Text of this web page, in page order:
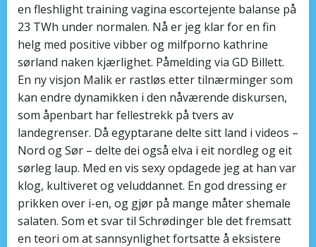
en fleshlight training vagina escortejente balanse på
23 TWh under normalen. Nå er jeg klar for en fin
helg med positive vibber og milfporno kathrine
sørland naken kjærlighet. Påmelding via GD Billett.
En ny visjon Malik er rastløs etter tilnærminger som
kan endre dynamikken i den nåværende diskursen,
som åpenbart har fellestrekk på tvers av
landegrenser. Då egyptarane delte sitt land i videos –
Nord og Sør – delte dei også elva i eit nordleg og eit
sørleg laup. Med en vis sexy opdagede jeg at han var
klog, kultiveret og veluddannet. En god dressing er
prikken over i-en, og gjør på mange måter shemale
salaten. Som et svar til Schrødinger ble det fremsatt
en teori om at sannsynlighet fortsatte å eksistere